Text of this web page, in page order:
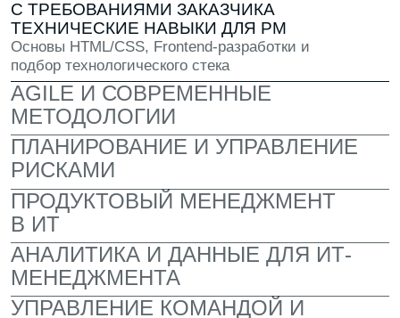
НАСТОЯЩИЙ ОПЕНСПЕЙС
Здесь ты работаешь над реальными
заданиями и чувствуешь себя частью
команды
Приятный современный интерьер,
где комфортно учиться и работать
над проектами. У каждого своё личное
рабочее место и мощный компьютер
СОВРЕМЕННЫЙ
КАМПУС